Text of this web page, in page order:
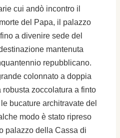
cui andò incontro il
del Papa, il palazzo
a divenire sede del
mantenuta
repubblicano.
colonnato a doppia
zoccolatura a finto
bucature architravate del
modo è stato ripreso
palazzo della Cassa di